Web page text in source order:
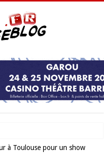
: l’événement incontournable de
à Toulouse pour un show